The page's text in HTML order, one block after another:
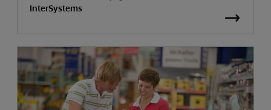
InterSystems